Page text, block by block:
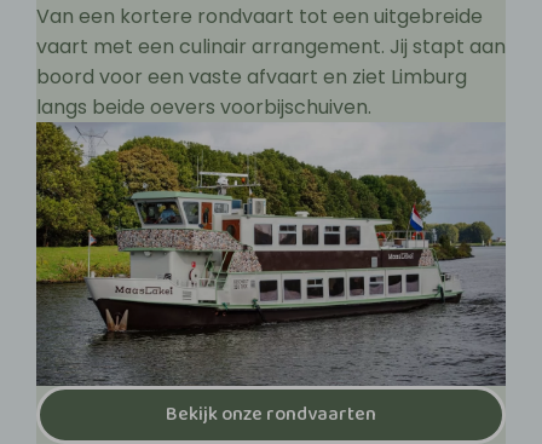
Van een kortere rondvaart tot een uitgebreide
vaart met een culinair arrangement. Jij stapt aan
boord voor een vaste afvaart en ziet Limburg
langs beide oevers voorbijschuiven.
Bekijk onze rondvaarten